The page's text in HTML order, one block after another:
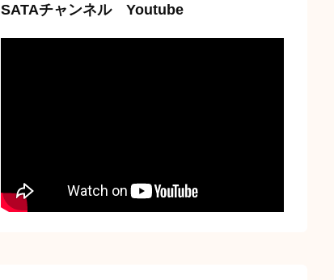
SATAチャンネル Youtube